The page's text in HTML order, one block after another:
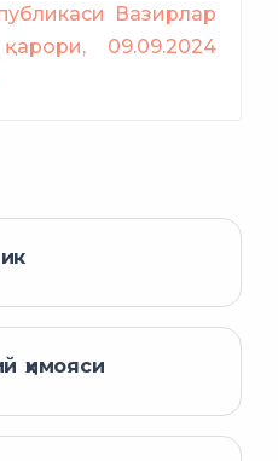
Вазирлар
09.09.2024
ҳимояси